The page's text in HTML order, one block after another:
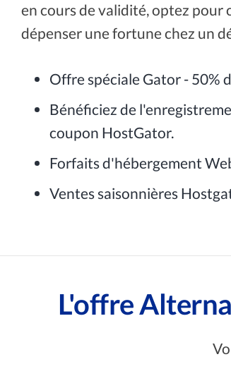
en cours de validité, optez pour
dépenser une fortune chez un
Offre spéciale Gator - 50%
Bénéficiez de
coupon HostGator.
Forfaits d'hébergement
Ventes saisonnières
L'offre